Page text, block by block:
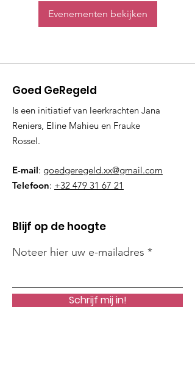
Evenementen bekijken
Goed GeRegeld
Is een initiatief van leerkrachten Jana
Reniers, Eline Mahieu en Frauke
Rossel.
E-mail: goedgeregeld.xx@gmail.com
Telefoon: +32 479 31 67 21
Blijf op de hoogte
Noteer hier uw e-mailadres
Schrijf mij in!